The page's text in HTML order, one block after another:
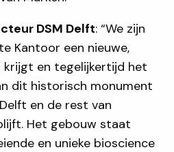
DSM Delft: “We zijn
Kantoor een nieuwe,
en tegelijkertijd het
dit historisch monument
en de rest van
Het gebouw staat
en unieke bioscience